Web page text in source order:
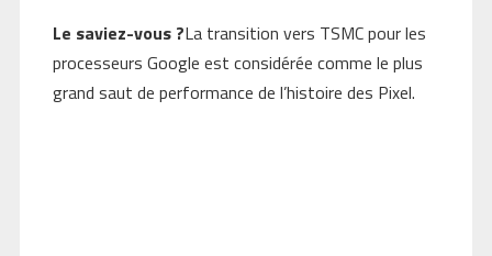
Le saviez-vous ?La transition vers TSMC pour les
processeurs Google est considérée comme le plus
grand saut de performance de l’histoire des Pixel.